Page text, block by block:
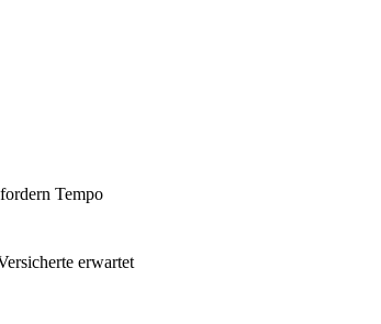
Tempo
erwartet